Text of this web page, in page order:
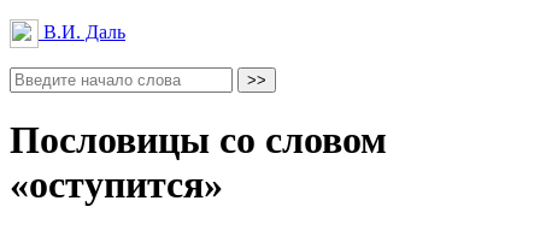
В.И. Даль
Пословицы со словом
«оступится»